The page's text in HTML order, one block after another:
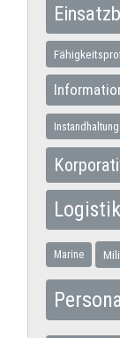
Instandhaltung
Logistik
Marine